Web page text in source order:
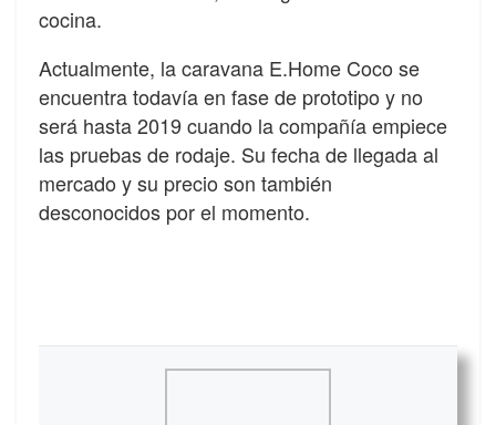
cocina.
Actualmente, la caravana E.Home Coco se
encuentra todavía en fase de prototipo y no
será hasta 2019 cuando la compañía empiece
las pruebas de rodaje. Su fecha de llegada al
mercado y su precio son también
desconocidos por el momento.